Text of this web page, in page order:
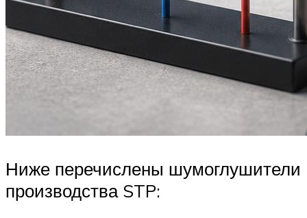
Ниже перечислены шумоглушители
производства STP: